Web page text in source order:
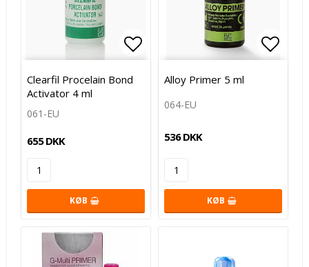
Add to list of favorites
Clearfil Procelain Bond
Activator 4 ml
061-EU
655 DKK
KØB
Alloy Primer 5 ml
064-EU
536 DKK
KØB